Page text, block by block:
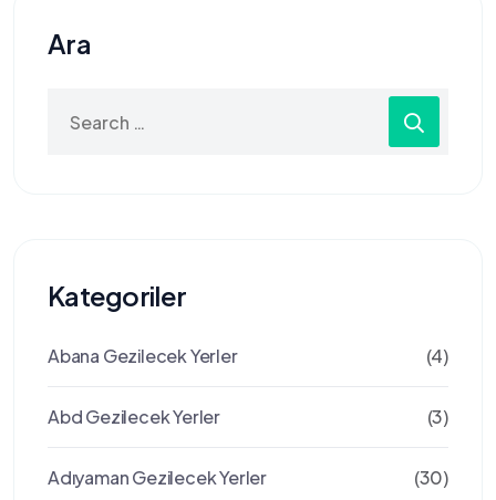
Ara
for:
Kategoriler
Abana Gezilecek Yerler (4)
Abd Gezilecek Yerler (3)
Adıyaman Gezilecek Yerler (30)